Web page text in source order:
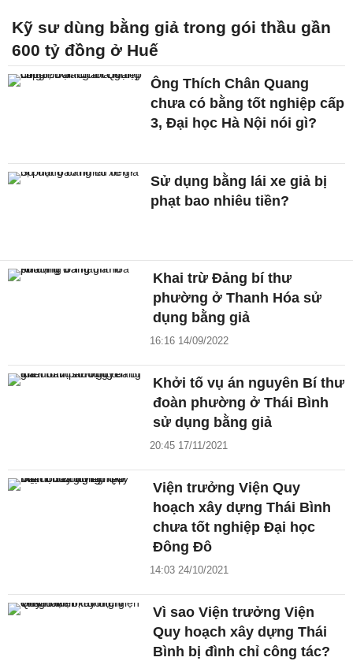
Kỹ sư dùng bằng giả trong gói thầu gần
600 tỷ đồng ở Huế
Ông Thích Chân Quang
chưa có bằng tốt nghiệp cấp
3, Đại học Hà Nội nói gì?
Sử dụng bằng lái xe giả bị
phạt bao nhiêu tiền?
Khai trừ Đảng bí thư
phường ở Thanh Hóa sử
dụng bằng giả
16:16 14/09/2022
Khởi tố vụ án nguyên Bí thư
đoàn phường ở Thái Bình
sử dụng bằng giả
20:45 17/11/2021
Viện trưởng Viện Quy
hoạch xây dựng Thái Bình
chưa tốt nghiệp Đại học
Đông Đô
14:03 24/10/2021
Vì sao Viện trưởng Viện
Quy hoạch xây dựng Thái
Bình bị đình chỉ công tác?